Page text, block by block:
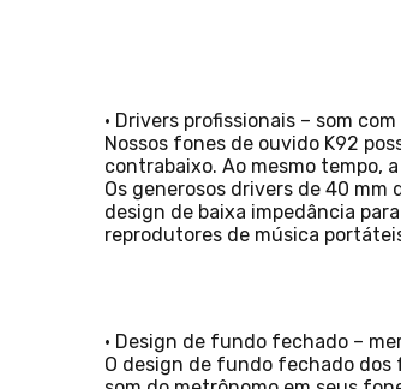
• Drivers profissionais – som
Nossos fones de ouvido K92
contrabaixo. Ao mesmo tempo,
Os generosos drivers de 40 mm
design de baixa impedância
reprodutores de música
• Design de fundo fechado –
O design de fundo fechado dos